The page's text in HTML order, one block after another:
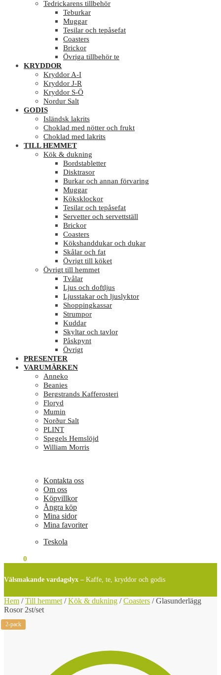
Tedrickarens tillbehör
Teburkar
Muggar
Tesilar och tepåsefat
Coasters
Brickor
Övriga tillbehör te
KRYDDOR
Kryddor A-I
Kryddor J-R
Kryddor S-Ö
Nordur Salt
GODIS
Isländsk lakrits
Choklad med nötter och frukt
Choklad med lakrits
TILL HEMMET
Kök & dukning
Bordstabletter
Disktrasor
Burkar och annan förvaring
Muggar
Köksklockor
Tesilar och tepåsefat
Servetter och servettställ
Brickor
Coasters
Kökshanddukar och dukar
Skålar och fat
Övrigt till köket
Övrigt till hemmet
Tvålar
Ljus och doftljus
Ljusstakar och ljuslyktor
Shoppingkassar
Strumpor
Kuddar
Skyltar och tavlor
Påskpynt
Övrigt
PRESENTER
VARUMÄRKEN
Anneko
Beanies
Bergstrands Kafferosteri
Floryd
Mumin
Norður Salt
PLINT
Spegels Hemslöjd
William Morris
Kontakta oss
Om oss
Köpvillkor
Ångra köp
Mina sidor
Mina favoriter
Teskola
0
Välsmakande vardagslyx – Kaffe, te, kryddor och godis
Hem /Till hemmet /Kök & dukning /Coasters /Glasunderlägg
Rosor 2st/set
2-pack